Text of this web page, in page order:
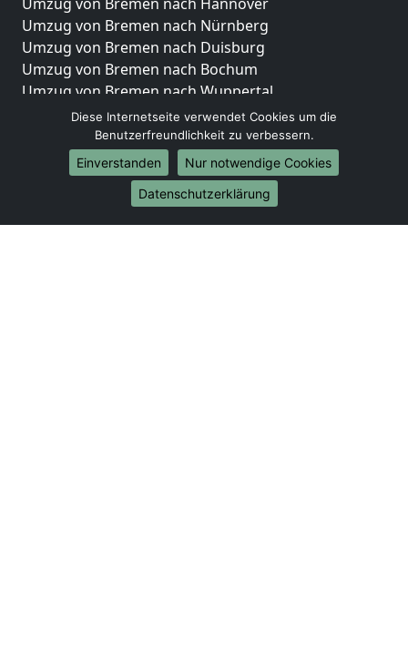
Umzug von Bremen nach Nürnberg
Umzug von Bremen nach Duisburg
Umzug von Bremen nach Bochum
Umzug von Bremen nach Wuppertal
Umzug von Bremen nach Bielefeld
Umzug von Bremen nach Bonn
Umzug von Bremen nach Münster
Internationale-Umzüge
Umzug von Bremen nach Brasilien
Diese Internetseite verwendet Cookies um die
Benutzerfreundlichkeit zu verbessern.
Einverstanden
Nur notwendige Cookies
Datenschutzerklärung